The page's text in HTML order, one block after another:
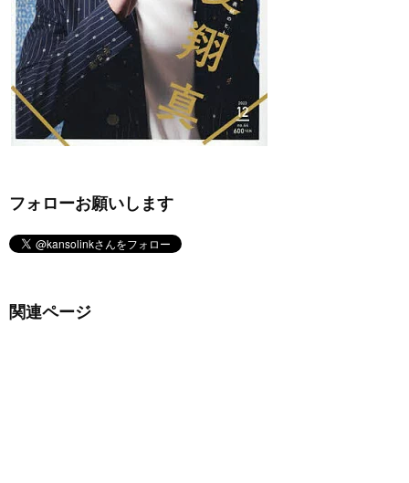
フォローお願いします
関連ページ